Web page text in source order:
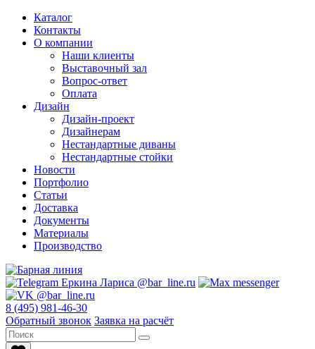
Каталог
Контакты
О компании
Наши клиенты
Выставочный зал
Вопрос-ответ
Оплата
Дизайн
Дизайн-проект
Дизайнерам
Нестандартные диваны
Нестандартные стойки
Новости
Портфолио
Статьи
Доставка
Документы
Материалы
Производство
8 (495) 981-46-30
Обратный звонок Заявка на расчёт